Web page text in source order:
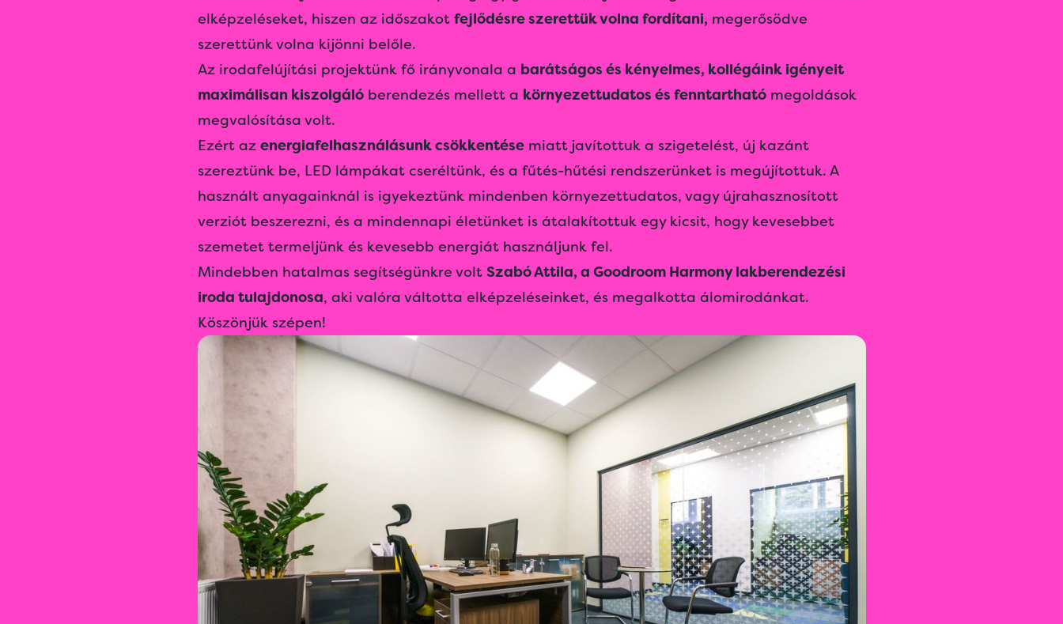
elképzeléseket, hiszen az időszakot fejlődésre szerettük volna fordítani, megerősödve
szerettünk volna kijönni belőle.
Az irodafelújítási projektünk fő irányvonala a barátságos és kényelmes, kollégáink igényeit
maximálisan kiszolgálóberendezés mellett a környezettudatos és fenntarthatómegoldások
megvalósítása volt.
Ezért az energiafelhasználásunk csökkentésemiatt javítottuk a szigetelést, új kazánt
szereztünk be, LED lámpákat cseréltünk, és a fűtés-hűtési rendszerünket is megújítottuk. A
használt anyagainknál is igyekeztünk mindenben környezettudatos, vagy újrahasznosított
verziót beszerezni, és a mindennapi életünket is átalakítottuk egy kicsit, hogy kevesebbet
szemetet termeljünk és kevesebb energiát használjunk fel.
Mindebben hatalmas segítségünkre volt Szabó Attila, a Goodroom Harmony lakberendezési
iroda tulajdonosa, aki valóra váltotta elképzeléseinket, és megalkotta álomirodánkat.
Köszönjük szépen!